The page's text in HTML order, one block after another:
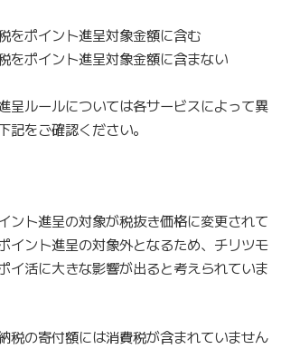
をポイント進呈対象金額に含む
をポイント進呈対象金額に含まない
呈ルールについては各サービスによって異
記をご確認ください。
ント進呈の対象が税抜き価格に変更されて
イント進呈の対象外となるため、チリツモ
イ活に大きな影響が出ると考えられていま
税の寄付額には消費税が含まれていません